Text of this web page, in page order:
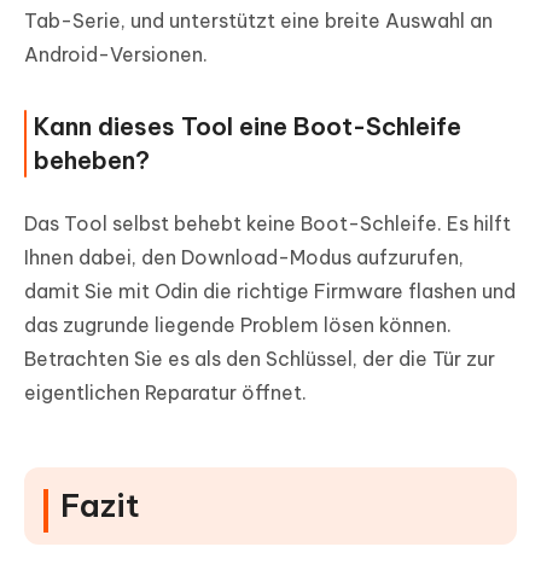
Tab-Serie, und unterstützt eine breite Auswahl an
Android-Versionen.
Kann dieses Tool eine Boot-Schleife
beheben?
Das Tool selbst behebt keine Boot-Schleife. Es hilft
Ihnen dabei, den Download-Modus aufzurufen,
damit Sie mit Odin die richtige Firmware flashen und
das zugrunde liegende Problem lösen können.
Betrachten Sie es als den Schlüssel, der die Tür zur
eigentlichen Reparatur öffnet.
Fazit